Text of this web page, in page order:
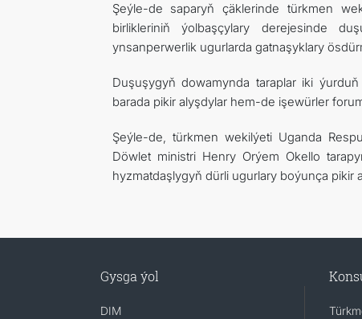
Şeýle-de saparyň çäklerinde türkmen
birlikleriniň ýolbaşçylary derejesinde
ynsanperwerlik ugurlarda gatnaşyklary
Duşuşygyň dowamynda taraplar iki
barada pikir alyşdylar hem-de işewürler
Şeýle-de, türkmen wekilýeti Uganda
Döwlet ministri Henry Orýem Okello
hyzmatdaşlygyň dürli ugurlary boýunça pikir
Gysga ýol
DIM